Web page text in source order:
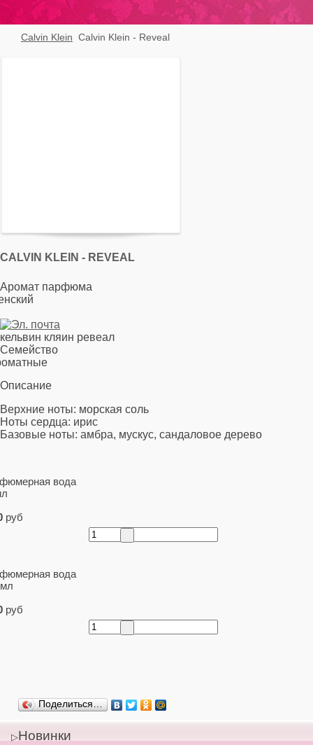
Calvin Klein Calvin Klein - Reveal
CALVIN KLEIN - REVEAL
Аромат парфюма
кельвин кляин ревеал
Семейство
Описание
Верхние ноты: морская соль
Ноты сердца: ирис
Базовые ноты: амбра, мускус, сандаловое дерево
вода
руб
вода
руб
Поделиться…
Новинки